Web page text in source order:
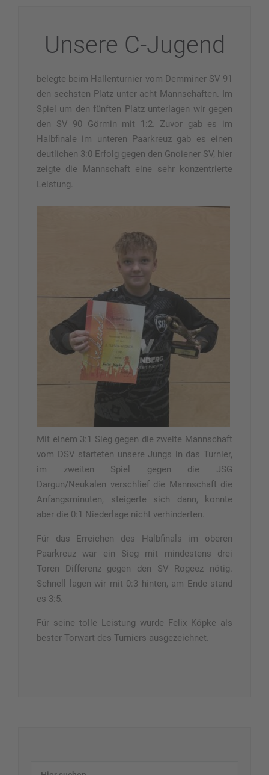
Unsere C-Jugend
belegte beim Hallenturnier vom Demminer SV 91
den sechsten Platz unter acht Mannschaften. Im
Spiel um den fünften Platz unterlagen wir gegen
den SV 90 Görmin mit 1:2. Zuvor gab es im
Halbfinale im unteren Paarkreuz gab es einen
deutlichen 3:0 Erfolg gegen den Gnoiener SV, hier
zeigte die Mannschaft eine sehr konzentrierte
Leistung.
Mit einem 3:1 Sieg gegen die zweite Mannschaft
vom DSV starteten unsere Jungs in das Turnier,
im zweiten Spiel gegen die JSG
Dargun/Neukalen verschlief die Mannschaft die
Anfangsminuten, steigerte sich dann, konnte
aber die 0:1 Niederlage nicht verhinderten.
Für das Erreichen des Halbfinals im oberen
Paarkreuz war ein Sieg mit mindestens drei
Toren Differenz gegen den SV Rogeez nötig.
Schnell lagen wir mit 0:3 hinten, am Ende stand
es 3:5.
Für seine tolle Leistung wurde Felix Köpke als
bester Torwart des Turniers ausgezeichnet.